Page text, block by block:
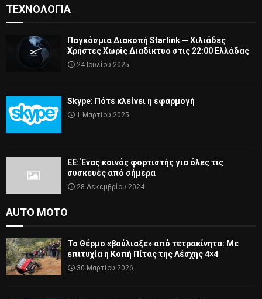
ΤΕΧΝΟΛΟΓΊΑ
Παγκόσμια Διακοπή Starlink — Χιλιάδες
Χρήστες Χωρίς Διαδίκτυο στις 22:00 Ελλάδας
24 Ιουλίου 2025
Skype: Πότε κλείνει η εφαρμογή
1 Μαρτίου 2025
ΕΕ: Ένας κοινός φορτιστής για όλες τις
συσκευές από σήμερα
28 Δεκεμβρίου 2024
AUTO MOTO
Το Θέρμο «βούλιαξε» από τετρακίνητα: Με
επιτυχία η Κοπή Πίτας της Λέσχης 4×4
30 Μαρτίου 2026